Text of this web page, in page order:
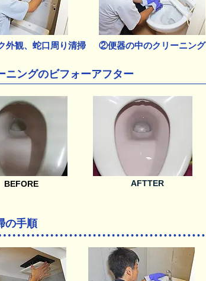
外観、蛇口周り清掃 ②便器の中のクリーニング
ニングのビフォーアフター
BEFORE AFTTER
の手順